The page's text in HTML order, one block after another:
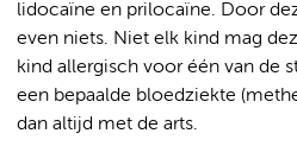
lidocaïne en prilocaïne. Door
even niets. Niet elk kind mag
kind allergisch voor één van de
een bepaalde bloedziekte
dan altijd met de arts.